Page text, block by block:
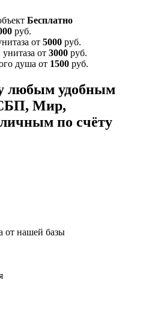
Бесплатно
руб.
от 5000 руб.
от 3000 руб.
душа от 1500 руб.
любым удобным
Мир,
по счёту
от нашей базы